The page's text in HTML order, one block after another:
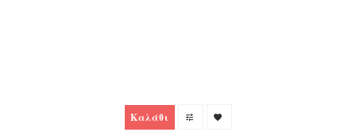
Καλάθι